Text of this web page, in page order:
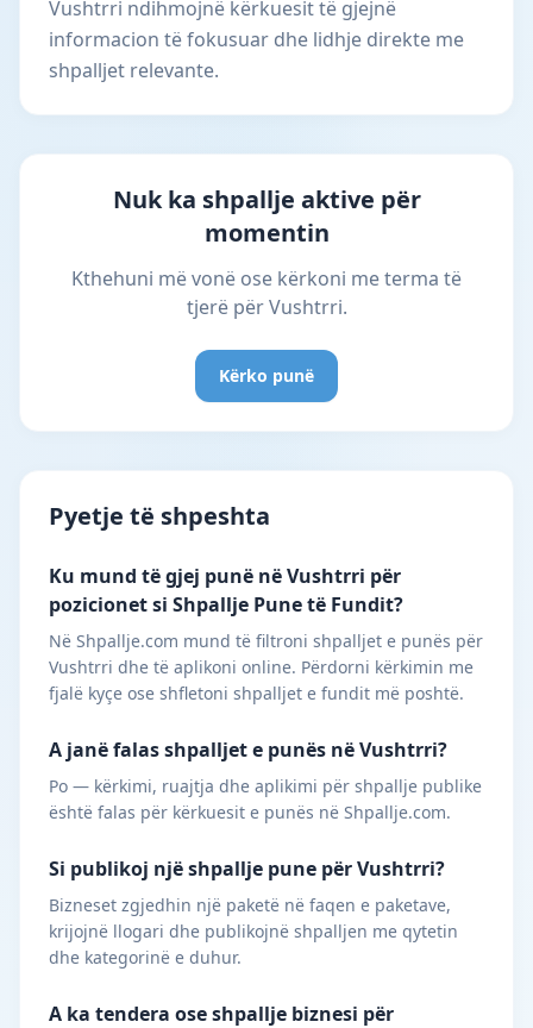
Vushtrri ndihmojnë kërkuesit të gjejnë
informacion të fokusuar dhe lidhje direkte me
shpalljet relevante.
Nuk ka shpallje aktive për
momentin
Kthehuni më vonë ose kërkoni me terma të
tjerë për Vushtrri.
Kërko punë
Pyetje të shpeshta
Ku mund të gjej punë në Vushtrri për
pozicionet si Shpallje Pune të Fundit?
Në Shpallje.com mund të filtroni shpalljet e punës për
Vushtrri dhe të aplikoni online. Përdorni kërkimin me
fjalë kyçe ose shfletoni shpalljet e fundit më poshtë.
A janë falas shpalljet e punës në Vushtrri?
Po — kërkimi, ruajtja dhe aplikimi për shpallje publike
është falas për kërkuesit e punës në Shpallje.com.
Si publikoj një shpallje pune për Vushtrri?
Bizneset zgjedhin një paketë në faqen e paketave,
krijojnë llogari dhe publikojnë shpalljen me qytetin
dhe kategorinë e duhur.
A ka tendera ose shpallje biznesi për